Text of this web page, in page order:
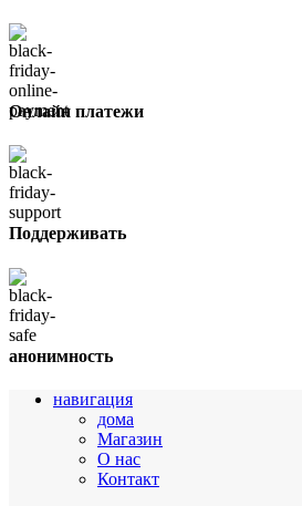
Онлайн платежи
Поддерживать
анонимность
навигация
дома
Магазин
О нас
Контакт